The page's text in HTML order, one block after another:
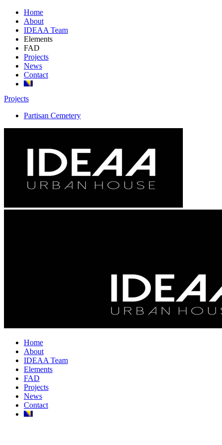
Home
About
IDEAA Team
Elements
FAD
Projects
News
Contact
Projects
Partisan Cemetery
Home
About
IDEAA Team
Elements
FAD
Projects
News
Contact